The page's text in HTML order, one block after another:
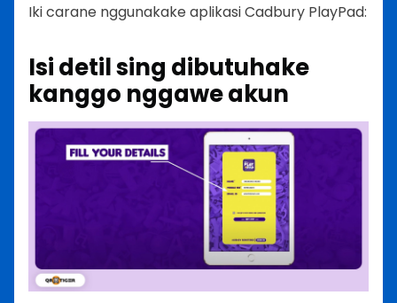
Iki carane nggunakake aplikasi Cadbury PlayPad:
Isi detil sing dibutuhake
kanggo nggawe akun